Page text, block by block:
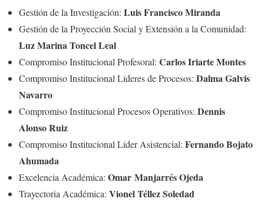
Gestión de la Investigación: Luis Francisco Miranda
Gestión de la Proyección Social y Extensión a la Comunidad:
Luz Marina Toncel Leal
Compromiso Institucional Profesoral: Carlos Iriarte Montes
Compromiso Institucional Líderes de Procesos: Dalma Galvis
Navarro
Compromiso Institucional Procesos Operativos: Dennis
Alonso Ruiz
Compromiso Institucional Líder Asistencial: Fernando Bojato
Ahumada
Excelencia Académica: Omar Manjarrés Ojeda
Trayectoria Académica: Vionel Téllez Soledad